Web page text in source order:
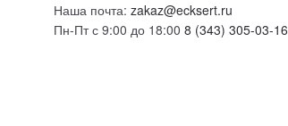
Наша почта: zakaz@ecksert.ru
Пн-Пт с 9:00 до 18:00 8 (343) 305-03-16